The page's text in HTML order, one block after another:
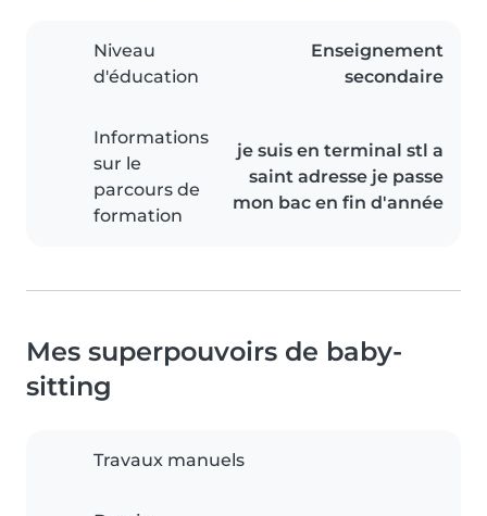
Niveau
d'éducation
Enseignement
secondaire
Informations
sur le
parcours de
formation
je suis en terminal stl a
saint adresse je passe
mon bac en fin d'année
Mes superpouvoirs de baby-
sitting
Travaux manuels